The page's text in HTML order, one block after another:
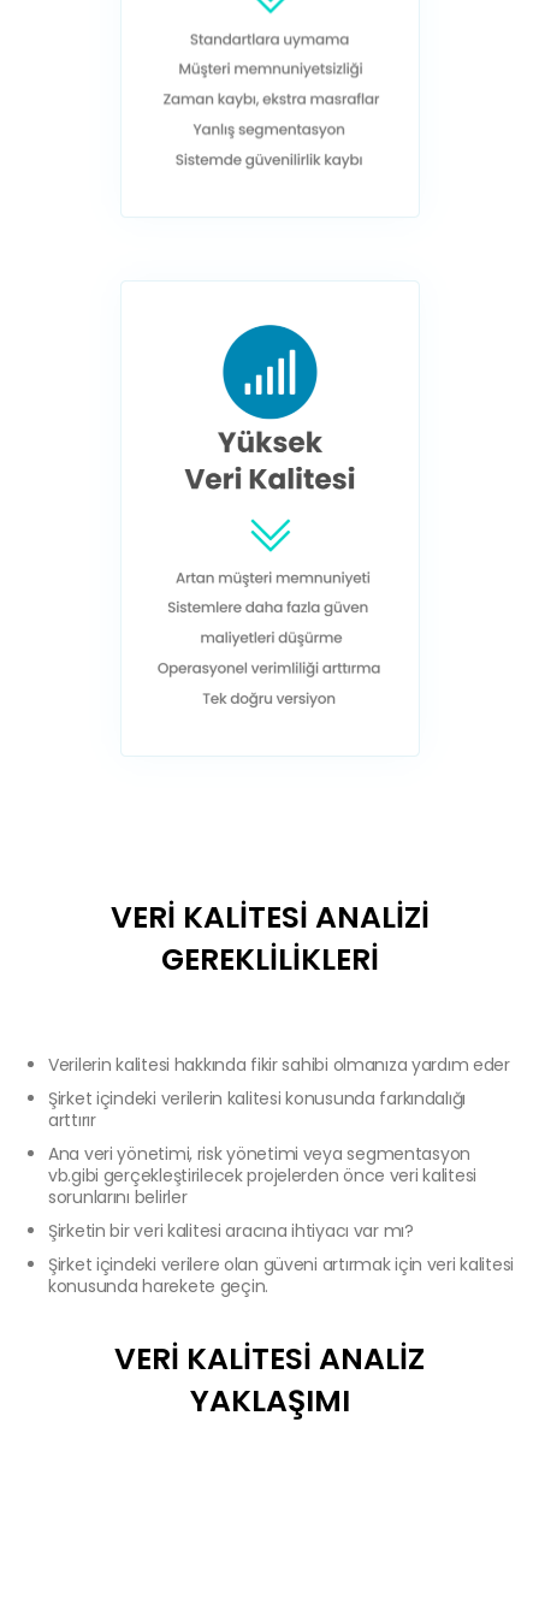
VERİ KALİTESİ ANALİZİ
GEREKLİLİKLERİ
Verilerin kalitesi hakkında fikir sahibi olmanıza yardım eder
Şirket içindeki verilerin kalitesi konusunda farkındalığı
arttırır
Ana veri yönetimi, risk yönetimi veya segmentasyon
vb.gibi gerçekleştirilecek projelerden önce veri kalitesi
sorunlarını belirler
Şirketin bir veri kalitesi aracına ihtiyacı var mı?
Şirket içindeki verilere olan güveni artırmak için veri kalitesi
konusunda harekete geçin.
VERİ KALİTESİ ANALİZ
YAKLAŞIMI